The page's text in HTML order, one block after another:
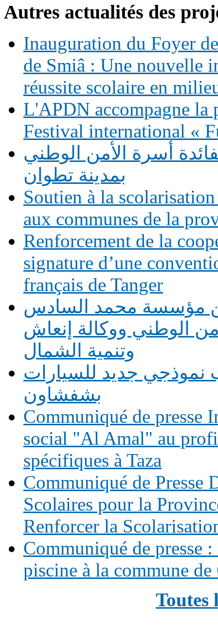
Autres actualités des
Inauguration du Foyer
de Smiâ : Une nouvelle
réussite scolaire en
L'APDN accompagne la
Festival international «
أسرة الأمن الوطني
بمدينة تطوان
Soutien à la
aux communes de la
Renforcement de la
signature d’une
français de Tanger
مؤسسة محمد السادس
الوطني ووكالة إنعاش
وتنمية الشمال
نموذجي جديد للسيارات
بشفشاون
Communiqué de presse
social "Al Amal" au
spécifiques à Taza
Communiqué de
Scolaires pour la
Renforcer la
Communiqué de presse
piscine à la commune de
Toutes